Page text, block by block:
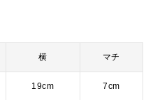
横 マチ
19cm 7cm